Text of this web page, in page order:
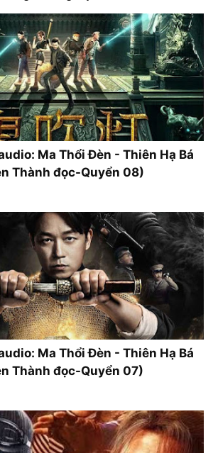
Ma Thổi Đèn - Thiên Hạ Bá
Thành đọc-Quyển 08)
Ma Thổi Đèn - Thiên Hạ Bá
Thành đọc-Quyển 07)